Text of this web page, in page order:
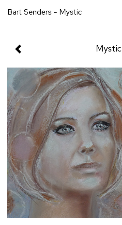
Bart Senders - Mystic
Mystic